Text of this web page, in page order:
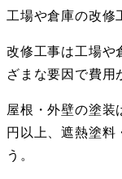
工場や倉庫の改修
改修工事は工場や
ざまな要因で費用
屋根・外壁の塗装
円以上、遮熱塗料
う。